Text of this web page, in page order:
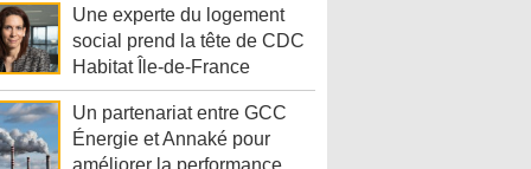
Une experte du logement
social prend la tête de CDC
Habitat Île-de-France
Un partenariat entre GCC
Énergie et Annaké pour